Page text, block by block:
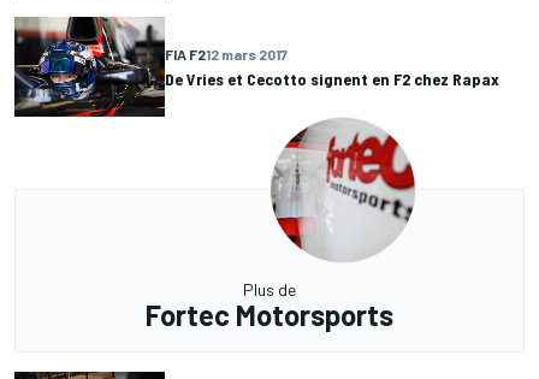
FIA F212 mars 2017
De Vries et Cecotto signent en F2 chez Rapax
Plus de
Fortec Motorsports